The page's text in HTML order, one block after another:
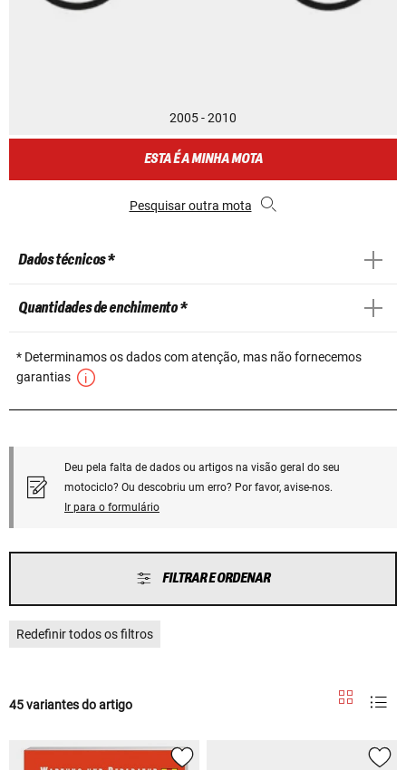
2005 - 2010
ESTA É A MINHA MOTA
Pesquisar outra mota
Dados técnicos *
Quantidades de enchimento *
* Determinamos os dados com atenção, mas não fornecemos
garantias
Deu pela falta de dados ou artigos na visão geral do seu
motociclo? Ou descobriu um erro? Por favor, avise-nos.
Ir para o formulário
FILTRAR E ORDENAR
Redefinir todos os filtros
45 variantes do artigo